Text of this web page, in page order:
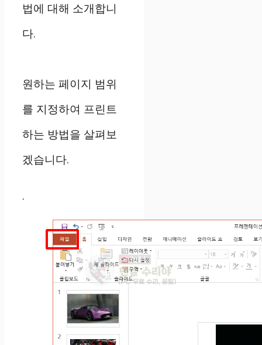
법에 대해 소개합니
다.
원하는 페이지 범위
를 지정하여 프린트
하는 방법을 살펴보
겠습니다.
.